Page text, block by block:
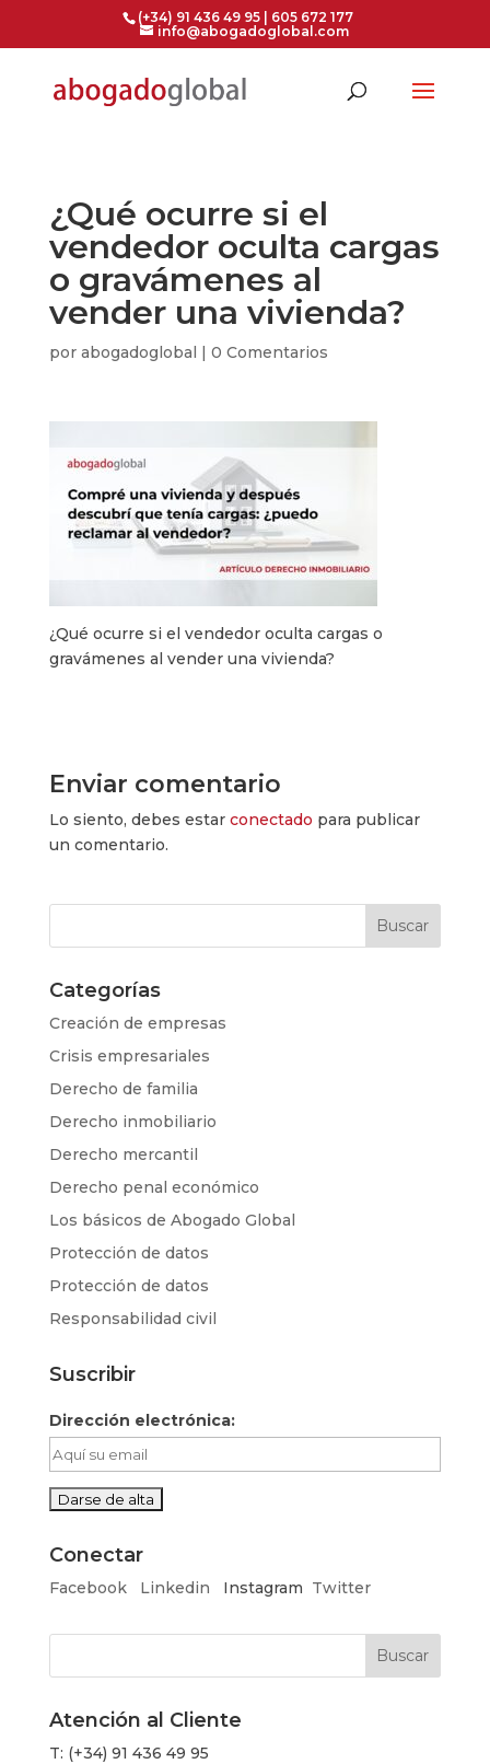
(+34) 91 436 49 95 | 605 672 177
info@abogadoglobal.com
¿Qué ocurre si el
vendedor oculta cargas
o gravámenes al
vender una vivienda?
por abogadoglobal | 0 Comentarios
¿Qué ocurre si el vendedor oculta cargas o
gravámenes al vender una vivienda?
Enviar comentario
Lo siento, debes estar conectado para publicar
un comentario.
Categorías
Creación de empresas
Crisis empresariales
Derecho de familia
Derecho inmobiliario
Derecho mercantil
Derecho penal económico
Los básicos de Abogado Global
Protección de datos
Protección de datos
Responsabilidad civil
Suscribir
Dirección electrónica:
Conectar
Facebook Linkedin Instagram Twitter
Atención al Cliente
T: (+34) 91 436 49 95